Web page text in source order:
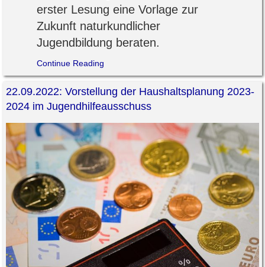
erster Lesung eine Vorlage zur
Zukunft naturkundlicher
Jugendbildung beraten.
Continue Reading
22.09.2022: Vorstellung der Haushaltsplanung 2023-
2024 im Jugendhilfeausschuss